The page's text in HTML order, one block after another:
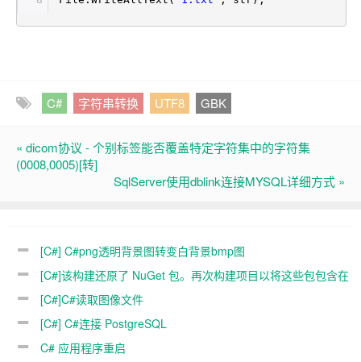
C# 字符串转换 UTF8 GBK
« dicom协议 - 个别标签能否覆盖特定字符集中的字符集
(0008,0005)[转]
SqlServer使用dblink连接MYSQL详细方式 »
[C#] C#png透明背景图转变白背景bmp图
[C#]该构建还原了 NuGet 包。再次构建项目以将这些包包含在
构建中[C#]C#读取图像文件
[C#] C#连接 PostgreSQL
C# 应用程序重启